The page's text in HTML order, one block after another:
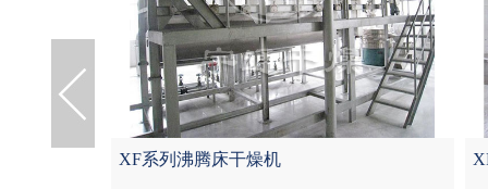
XFG闭路循环沸腾干燥机